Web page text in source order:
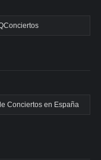
Conciertos en España